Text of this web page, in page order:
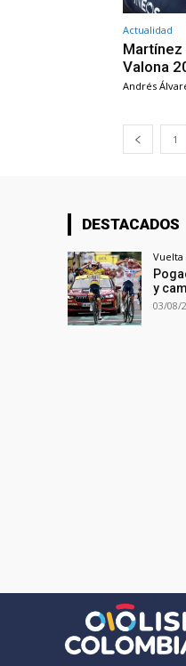
Actualidad
Martínez
Valona
Andrés
1
DESTACADOS
Vuelta
y
03/08/